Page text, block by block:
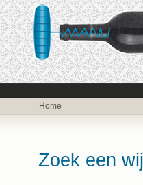
Home
Zoek een